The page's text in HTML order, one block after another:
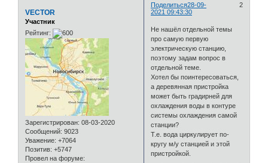
Поделиться 2
28-09-
2021 09:43:30
VECTOR
Участник
Рейтинг:
Зарегистрирован: 08-03-2020
Сообщений: 9023
Уважение: +7064
Позитив: +5747
Провел на форуме:
Не нашёл отдельной темы
про самую первую
электрическую станцию,
поэтому задам вопрос в
отдельной теме.
Хотел бы поинтересоваться,
а деревянная пристройка
может быть градирней для
охлаждения воды в контуре
системы охлаждения самой
станции?
Т.е. вода циркулирует по-
кругу м/у станцией и этой
пристройкой.